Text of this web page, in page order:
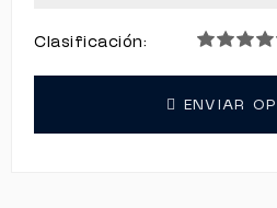
Clasificación:
ENVIAR